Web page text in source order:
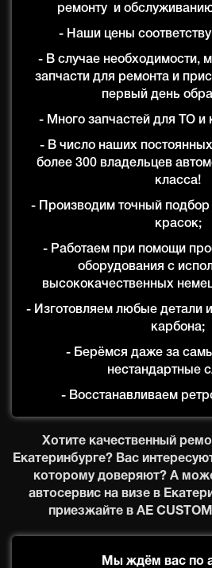
ремонту и
- Наши цены
- В случае необходимости,
запчасти для ремонта и
первый день
- Много запчастей для ТО и
- В число наших
более 300 владельцев
класса!
- Производим точный
красок;
- Работаем при помощи
оборудования с
высококачественных
- Изготовляем любые детали
карбона;
- Берёмся даже за
нестандартные
- Восстанавливаем
Хотите качественный
Екатеринбурге? Вас
которому доверяют? А
автосервис на визе в
приезжайте в AE
Мы ждём вас по